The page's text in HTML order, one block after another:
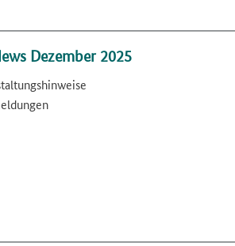
Dezember 2025